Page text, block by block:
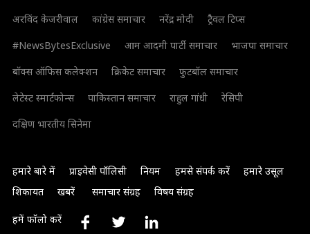
अरविंद केजरीवाल कांग्रेस समाचार नरेंद्र मोदी
ट्रैवल टिप्स
#NewsBytesExclusive
आम आदमी पार्टी समाचार
भाजपा समाचार
बॉक्स ऑफिस कलेक्शन
क्रिकेट समाचार
फुटबॉल समाचार
लेटेस्ट स्मार्टफोन्स
पाकिस्तान समाचार राहुल गांधी
रेसिपी
दक्षिण भारतीय सिनेमा
हमारे बारे में प्राइवेसी पॉलिसी नियम हमसे संपर्क करें
हमारे उसूल
शिकायत
खबरें समाचार संग्रह विषय संग्रह
हमें फॉलो करें